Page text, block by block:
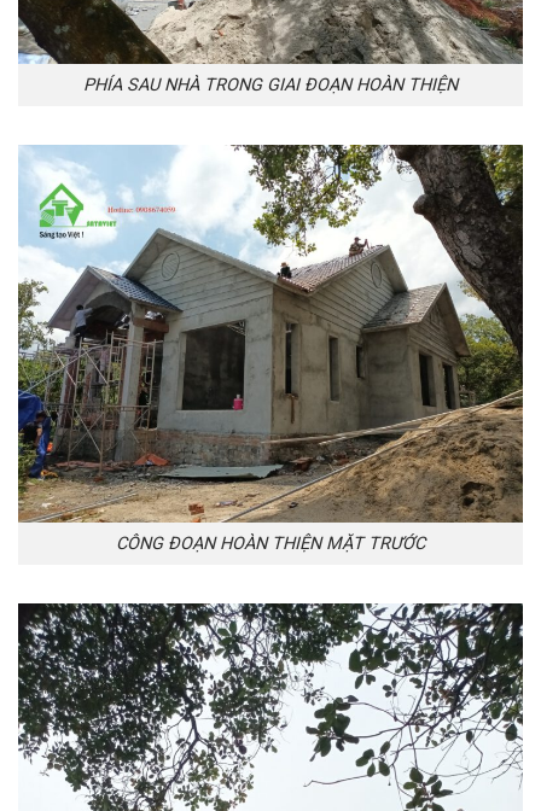
PHÍA SAU NHÀ TRONG GIAI ĐOẠN HOÀN THIỆN
CÔNG ĐOẠN HOÀN THIỆN MẶT TRƯỚC